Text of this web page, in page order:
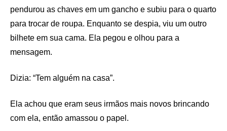
pendurou as chaves em um gancho e subiu para o quarto
para trocar de roupa. Enquanto se despia, viu um outro
bilhete em sua cama. Ela pegou e olhou para a
mensagem.
Dizia: “Tem alguém na casa”.
Ela achou que eram seus irmãos mais novos brincando
com ela, então amassou o papel.